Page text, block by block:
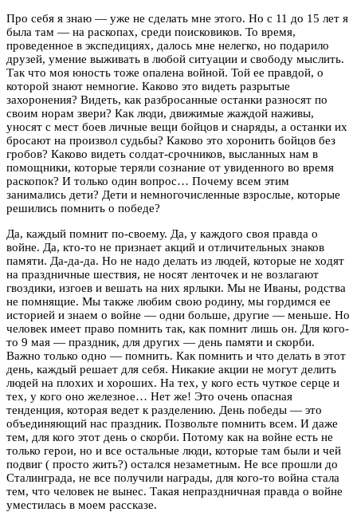
Про себя я знаю — уже не сделать мне этого. Но с 11 до 15 лет я
была там — на раскопах, среди поисковиков. То время,
проведенное в экспедициях, далось мне нелегко, но подарило
друзей, умение выживать в любой ситуации и свободу мыслить.
Так что моя юность тоже опалена войной. Той ее правдой, о
которой знают немногие. Каково это видеть разрытые
захоронения? Видеть, как разбросанные останки разносят по
своим норам звери? Как люди, движимые жаждой наживы,
уносят с мест боев личные вещи бойцов и снаряды, а останки их
бросают на произвол судьбы? Каково это хоронить бойцов без
гробов? Каково видеть солдат-срочников, высланных нам в
помощники, которые теряли сознание от увиденного во время
раскопок? И только один вопрос… Почему всем этим
занимались дети? Дети и немногочисленные взрослые, которые
решились помнить о победе?
Да, каждый помнит по-своему. Да, у каждого своя правда о
войне. Да, кто-то не признает акций и отличительных знаков
памяти. Да-да-да. Но не надо делать из людей, которые не ходят
на праздничные шествия, не носят ленточек и не возлагают
гвоздики, изгоев и вешать на них ярлыки. Мы не Иваны, родства
не помнящие. Мы также любим свою родину, мы гордимся ее
историей и знаем о войне — одни больше, другие — меньше. Но
человек имеет право помнить так, как помнит лишь он. Для кого-
то 9 мая — праздник, для других — день памяти и скорби.
Важно только одно — помнить. Как помнить и что делать в этот
день, каждый решает для себя. Никакие акции не могут делить
людей на плохих и хороших. На тех, у кого есть чуткое серце и
тех, у кого оно железное… Нет же! Это очень опасная
тенденция, которая ведет к разделению. День победы — это
объединяющий нас праздник. Позвольте помнить всем. И даже
тем, для кого этот день о скорби. Потому как на войне есть не
только герои, но и все остальные люди, которые там были и чей
подвиг ( просто жить?) остался незаметным. Не все прошли до
Сталинграда, не все получили награды, для кого-то война стала
тем, что человек не вынес. Такая непраздничная правда о войне
уместилась в моем рассказе.